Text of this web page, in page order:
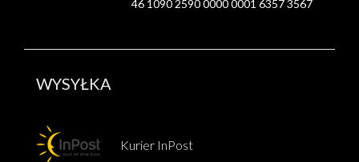
46 1090 2590 0000 0001 6357 3567
WYSYŁKA
Kurier InPost